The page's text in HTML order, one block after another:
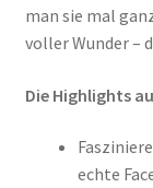
man sie mal
voller Wunder –
Die Highlights
echte